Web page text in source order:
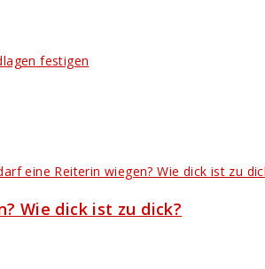
Wie dick ist zu dick?